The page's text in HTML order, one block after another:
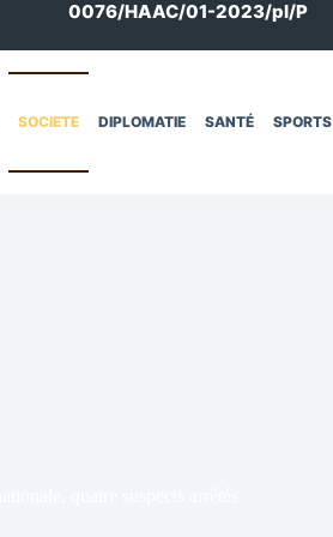
0076/HAAC/01-2023/pl/P
SOCIETE DIPLOMATIE SANTÉ SPORTS